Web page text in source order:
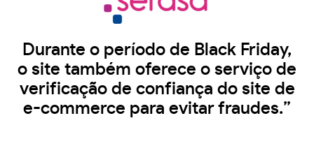
Durante o período de Black Friday,
o site também oferece o serviço de
verificação de confiança do site de
e-commerce para evitar fraudes.”